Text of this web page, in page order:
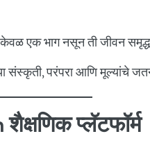
केवळ एक भाग नसून ती जीवन
परंपरा आणि मूल्यांचे जतन
प्लॅटफॉर्म